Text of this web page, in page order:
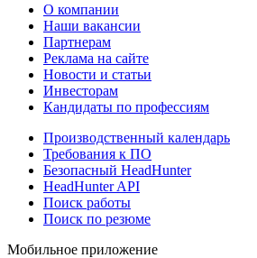
О компании
Наши вакансии
Партнерам
Реклама на сайте
Новости и статьи
Инвесторам
Кандидаты по профессиям
Производственный календарь
Требования к ПО
Безопасный HeadHunter
HeadHunter API
Поиск работы
Поиск по резюме
Мобильное приложение